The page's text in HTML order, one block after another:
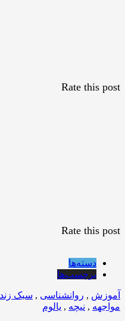
Rate this post
Rate this post
دسته‌ها
برچسب‌ها
آموزش , روانشناسی , سبک
مواجهه , نیچه , یالوم